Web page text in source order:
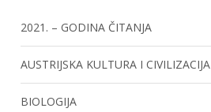
2021. – GODINA ČITANJA
AUSTRIJSKA KULTURA I CIVILIZACIJA
BIOLOGIJA